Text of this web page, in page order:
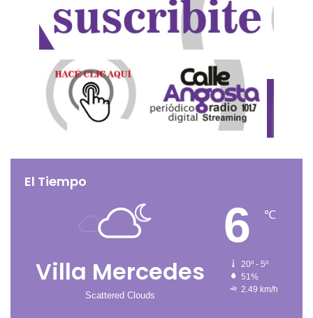
El Tiempo
Villa Mercedes
Scattered Clouds
6 ℃
20º - 5º
51%
2.49 km/h